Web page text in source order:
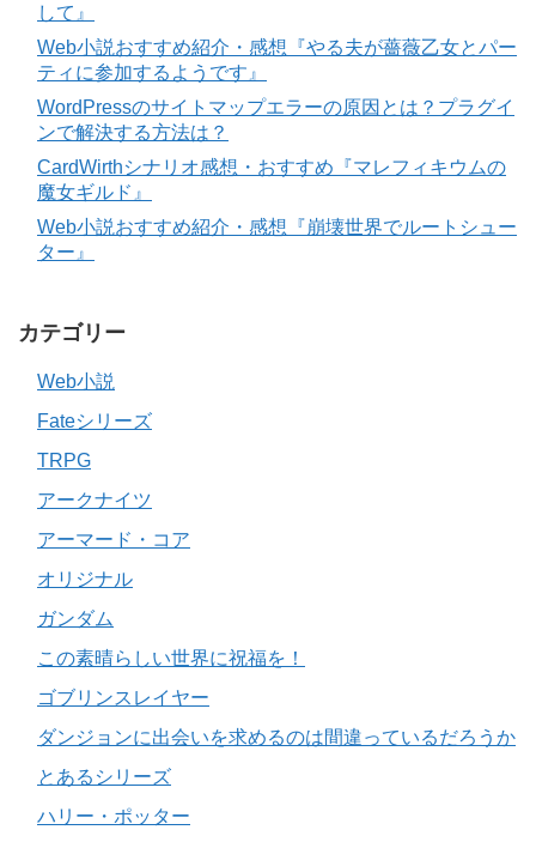
して』
Web小説おすすめ紹介・感想『やる夫が薔薇乙女とパー
ティに参加するようです』
WordPressのサイトマップエラーの原因とは？プラグイ
ンで解決する方法は？
CardWirthシナリオ感想・おすすめ『マレフィキウムの
魔女ギルド』
Web小説おすすめ紹介・感想『崩壊世界でルートシュー
ター』
カテゴリー
Web小説
Fateシリーズ
TRPG
アークナイツ
アーマード・コア
オリジナル
ガンダム
この素晴らしい世界に祝福を！
ゴブリンスレイヤー
ダンジョンに出会いを求めるのは間違っているだろうか
とあるシリーズ
ハリー・ポッター